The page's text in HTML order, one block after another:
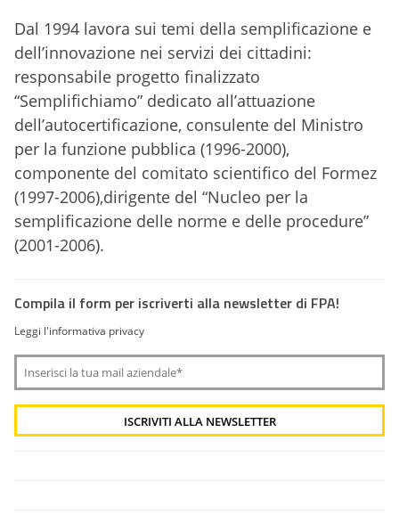
Dal 1994 lavora sui temi della semplificazione e
dell’innovazione nei servizi dei cittadini:
responsabile progetto finalizzato
“Semplifichiamo” dedicato all’attuazione
dell’autocertificazione, consulente del Ministro
per la funzione pubblica (1996-2000),
componente del comitato scientifico del Formez
(1997-2006),dirigente del “Nucleo per la
semplificazione delle norme e delle procedure”
(2001-2006).
Compila il form per iscriverti alla newsletter di FPA!
Leggi l'informativa privacy